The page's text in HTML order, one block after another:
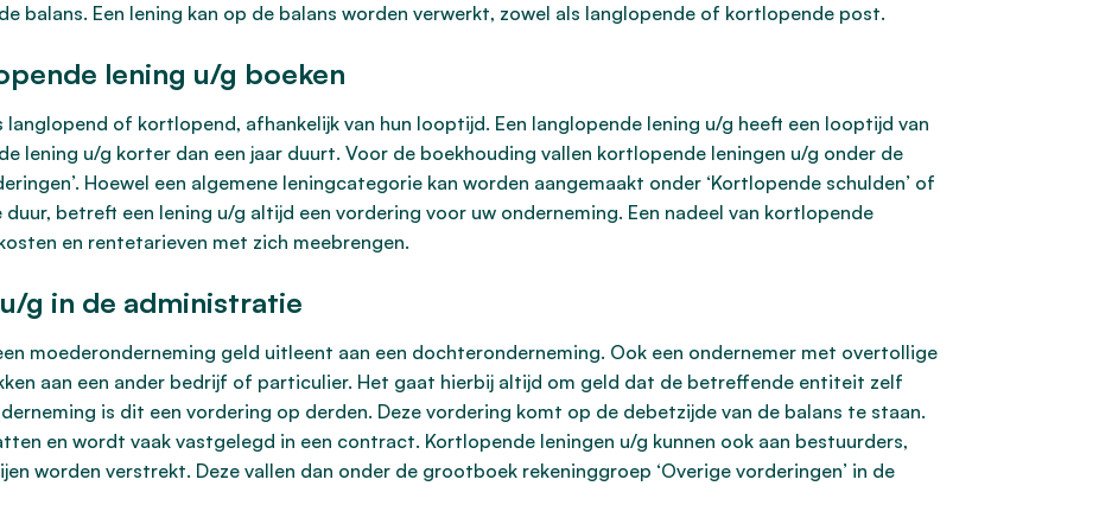
balans. Een lening kan op de balans worden verwerkt, zowel als langlopende of kortlopende post.
lening u/g boeken
of kortlopend, afhankelijk van hun looptijd. Een langlopende lening u/g heeft een looptijd van
lening u/g korter dan een jaar duurt. Voor de boekhouding vallen kortlopende leningen u/g onder de
Hoewel een algemene leningcategorie kan worden aangemaakt onder ‘Kortlopende schulden’ of
duur, betreft een lening u/g altijd een vordering voor uw onderneming. Een nadeel van kortlopende
en rentetarieven met zich meebrengen.
g in de administratie
moederonderneming geld uitleent aan een dochteronderneming. Ook een ondernemer met overtollige
aan een ander bedrijf of particulier. Het gaat hierbij altijd om geld dat de betreffende entiteit zelf
is dit een vordering op derden. Deze vordering komt op de debetzijde van de balans te staan.
en wordt vaak vastgelegd in een contract. Kortlopende leningen u/g kunnen ook aan bestuurders,
worden verstrekt. Deze vallen dan onder de grootboek rekeninggroep ‘Overige vorderingen’ in de